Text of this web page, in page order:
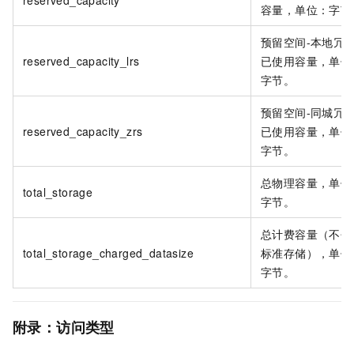
容量，单位：字
reserved_capacity_lrs
预留空间-本地冗
已使用容量，单
字节。
reserved_capacity_zrs
预留空间-同城冗
已使用容量，单
字节。
total_storage
总物理容量，单
字节。
total_storage_charged_datasize
总计费容量（不
标准存储），单
字节。
附录：访问类型